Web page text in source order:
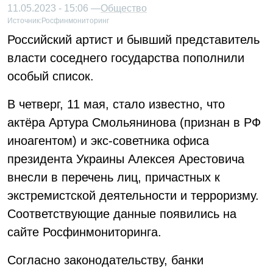
11.05.2023 - 15:06 —Общество
Источник: Росфинмониторинг
Российский артист и бывший представитель
власти соседнего государства пополнили
особый список.
В четверг, 11 мая, стало известно, что
актёра Артура Смольянинова (признан в РФ
иноагентом) и экс-советника офиса
президента Украины Алексея Арестовича
внесли в перечень лиц, причастных к
экстремистской деятельности и терроризму.
Соответствующие данные появились на
сайте Росфинмониторинга.
Согласно законодательству, банки